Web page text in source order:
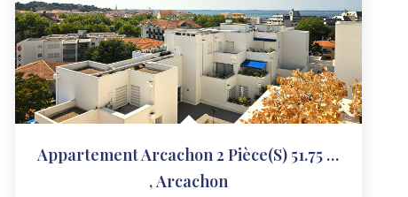
Appartement Arcachon 2 Pièce(s) 51.75 M2
,Arcachon